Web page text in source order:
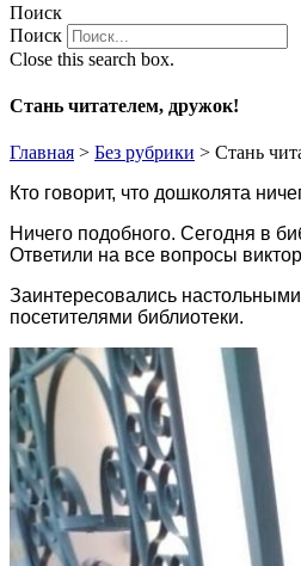
Поиск
Поиск
Close this search box.
Стань читателем, дружок!
Главная > Без рубрики > Стань
Кто говорит, что дошколята
Ничего подобного. Сегодня в
Ответили на все вопросы
Заинтересовались
посетителями библиотеки.